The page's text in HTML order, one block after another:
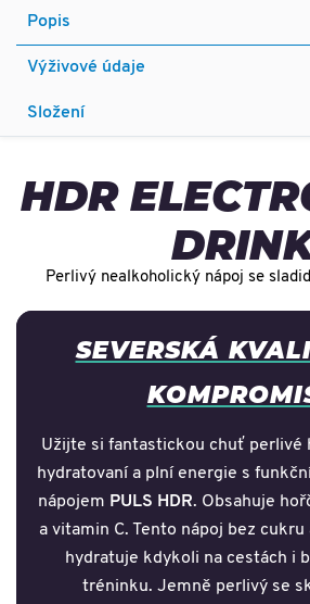
Popis
Výživové údaje
Složení
HDR
Perlivý nealkoholický nápoj se
SEVERSKÁ
Užijte si fantastickou chuť perlivé
hydratovaní a plní energie s
nápojem PULS HDR. Obsahuje
a vitamin C. Tento nápoj bez
hydratuje kdykoli na cestách i
tréninku. Jemně perlivý se